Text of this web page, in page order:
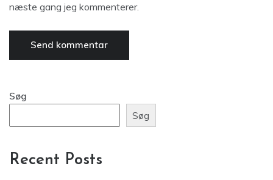
næste gang jeg kommenterer.
Søg
Søg
Recent Posts